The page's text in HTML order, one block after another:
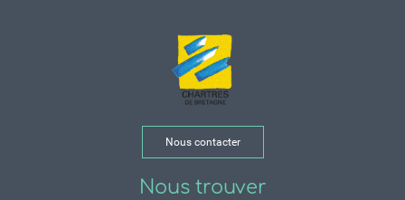
Nous contacter
Nous trouver